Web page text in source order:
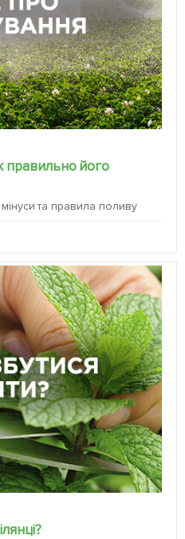
правильно його
та правила поливу